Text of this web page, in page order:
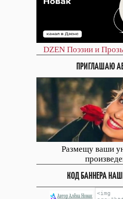
DZEN Поэзии и
ПРИГЛАШАЮ
Размещу ваши
КОД БАННЕРА